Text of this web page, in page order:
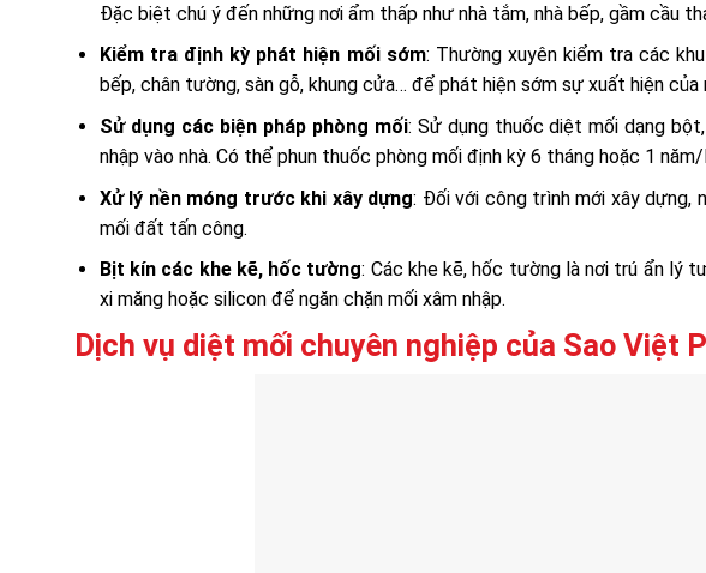
Đặc biệt chú ý đến những nơi ẩm thấp như nhà tắm, nhà bếp, gầm cầu
Kiểm tra định kỳ phát hiện mối sớm: Thường xuyên kiểm tra các
bếp, chân tường, sàn gỗ, khung cửa… để phát hiện sớm sự xuất hiện của
Sử dụng các biện pháp phòng mối: Sử dụng thuốc diệt mối dạng
nhập vào nhà. Có thể phun thuốc phòng mối định kỳ 6 tháng hoặc 1 năm/
Xử lý nền móng trước khi xây dựng: Đối với công trình mới xây dựng,
mối đất tấn công.
Bịt kín các khe kẽ, hốc tường: Các khe kẽ, hốc tường là nơi trú ẩn lý
xi măng hoặc silicon để ngăn chặn mối xâm nhập.
Dịch vụ diệt mối chuyên nghiệp của Sao Việt